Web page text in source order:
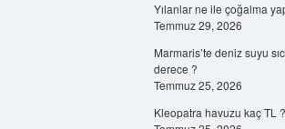
Yılanlar ne ile çoğalma
Temmuz 29, 2026
Marmaris’te deniz suyu
derece ?
Temmuz 25, 2026
Kleopatra havuzu kaç TL ?